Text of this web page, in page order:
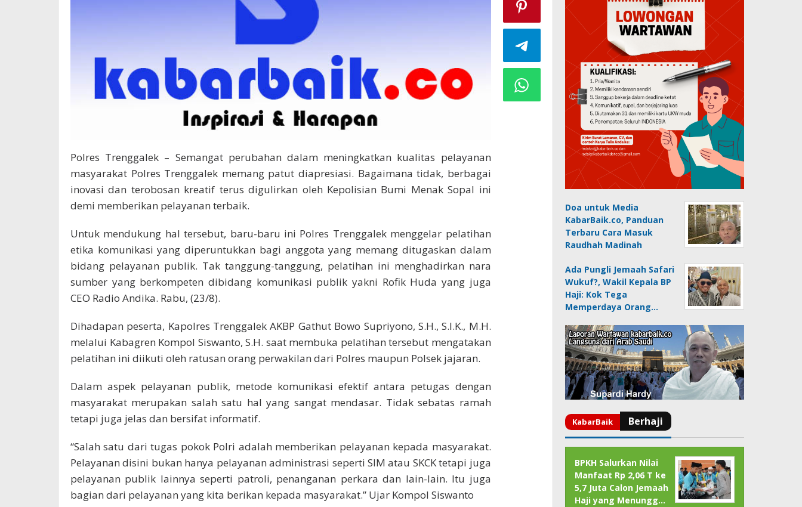
Polres Trenggalek – Semangat perubahan dalam meningkatkan kualitas pelayanan
masyarakat Polres Trenggalek memang patut diapresiasi. Bagaimana tidak, berbagai
inovasi dan terobosan kreatif terus digulirkan oleh Kepolisian Bumi Menak Sopal ini
demi memberikan pelayanan terbaik.
Untuk mendukung hal tersebut, baru-baru ini Polres Trenggalek menggelar pelatihan
etika komunikasi yang diperuntukkan bagi anggota yang memang ditugaskan dalam
bidang pelayanan publik. Tak tanggung-tanggung, pelatihan ini menghadirkan nara
sumber yang berkompeten dibidang komunikasi publik yakni Rofik Huda yang juga
CEO Radio Andika. Rabu, (23/8).
Dihadapan peserta, Kapolres Trenggalek AKBP Gathut Bowo Supriyono, S.H., S.I.K., M.H.
melalui Kabagren Kompol Siswanto, S.H. saat membuka pelatihan tersebut mengatakan
pelatihan ini diikuti oleh ratusan orang perwakilan dari Polres maupun Polsek jajaran.
Dalam aspek pelayanan publik, metode komunikasi efektif antara petugas dengan
masyarakat merupakan salah satu hal yang sangat mendasar. Tidak sebatas ramah
tetapi juga jelas dan bersifat informatif.
“Salah satu dari tugas pokok Polri adalah memberikan pelayanan kepada masyarakat.
Pelayanan disini bukan hanya pelayanan administrasi seperti SIM atau SKCK tetapi juga
pelayanan publik lainnya seperti patroli, penanganan perkara dan lain-lain. Itu juga
bagian dari pelayanan yang kita berikan kepada masyarakat.” Ujar Kompol Siswanto
Doa untuk Media
KabarBaik.co, Panduan
Terbaru Cara Masuk
Raudhah Madinah
Ada Pungli Jemaah Safari
Wukuf?, Wakil Kepala BP
Haji: Kok Tega
Memperdaya Orang…
BPKH Salurkan Nilai
Manfaat Rp 2,06 T ke
5,7 Juta Calon Jemaah
Haji yang Menungg…